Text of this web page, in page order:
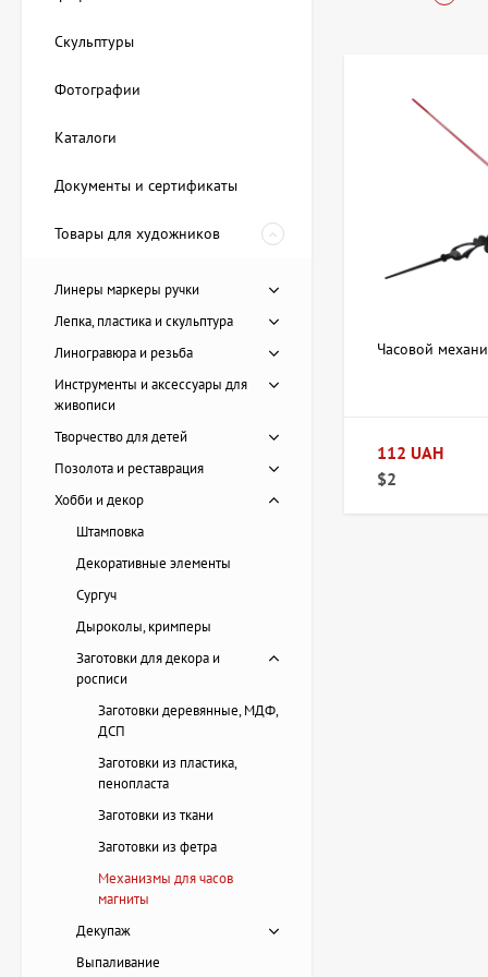
В ArtDom вы
следующие
Механизмы
Различные
Модели с
Заказывая
творчества
Тип часов и
часов часто
Часовой
112 UAH
$2
Скульптуры
Фотографии
Каталоги
Документы и сертификаты
Товары для художников
Линеры маркеры ручки
Лепка, пластика и скульптура
Линогравюра и резьба
Инструменты и аксессуары для
живописи
Творчество для детей
Позолота и реставрация
Хобби и декор
Штамповка
Декоративные элементы
Сургуч
Дыроколы, кримперы
Заготовки для декора и
росписи
Заготовки деревянные, МДФ,
ДСП
Заготовки из пластика,
пенопласта
Заготовки из ткани
Заготовки из фетра
Механизмы для часов
магниты
Декупаж
Выпаливание